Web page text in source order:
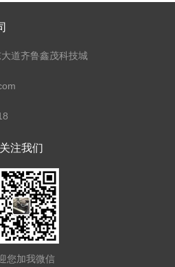
道齐鲁鑫茂科技城
关注我们
您加我微信